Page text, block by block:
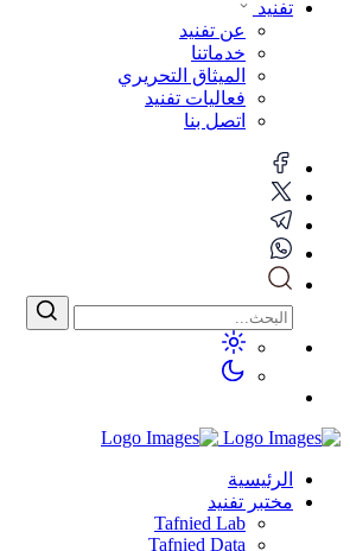
تفنيد
عن تفنيد
خدماتنا
الميثاق التحريري
فعاليات تفنيد
اتصل بنا
الرئيسية
مختبر تفنيد
Tafnied Lab
Tafnied Data